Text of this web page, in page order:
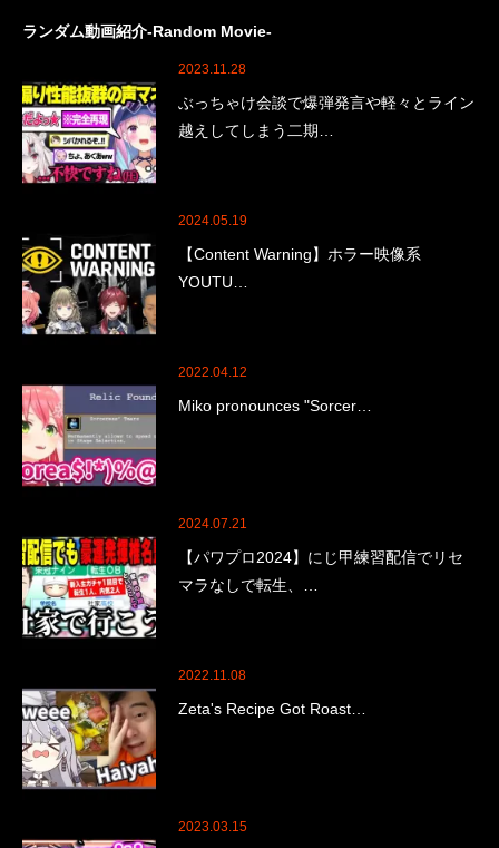
ランダム動画紹介-Random Movie-
2023.11.28
ぶっちゃけ会談で爆弾発言や軽々とライン
越えしてしまう二期…
2024.05.19
【Content Warning】ホラー映像系
YOUTU…
2022.04.12
Miko pronounces "Sorcer…
2024.07.21
【パワプロ2024】にじ甲練習配信でリセ
マラなしで転生、…
2022.11.08
Zeta's Recipe Got Roast…
2023.03.15